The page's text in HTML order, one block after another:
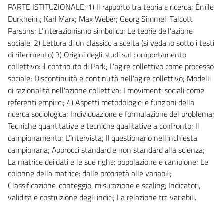
PARTE ISTITUZIONALE: 1) Il rapporto tra teoria e ricerca; Émile
Durkheim; Karl Marx; Max Weber; Georg Simmel; Talcott
Parsons; L’interazionismo simbolico; Le teorie dell’azione
sociale. 2) Lettura di un classico a scelta (si vedano sotto i testi
di riferimento) 3) Origini degli studi sul comportamento
collettivo: il contributo di Park; L’agire collettivo come processo
sociale; Discontinuità e continuità nell’agire collettivo; Modelli
di razionalità nell’azione collettiva; I movimenti sociali come
referenti empirici; 4) Aspetti metodologici e funzioni della
ricerca sociologica; Individuazione e formulazione del problema;
Tecniche quantitative e tecniche qualitative a confronto; Il
campionamento; L’intervista; Il questionario nell’inchiesta
campionaria; Approcci standard e non standard alla scienza;
La matrice dei dati e le sue righe: popolazione e campione; Le
colonne della matrice: dalle proprietà alle variabili;
Classificazione, conteggio, misurazione e scaling; Indicatori,
validità e costruzione degli indici; La relazione tra variabili.